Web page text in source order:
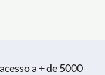
a + de 5000